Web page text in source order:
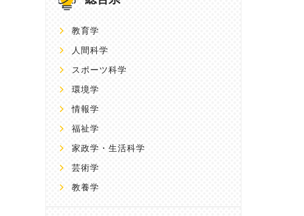
教育学
人間科学
スポーツ科学
環境学
情報学
福祉学
家政学・生活科学
芸術学
教養学